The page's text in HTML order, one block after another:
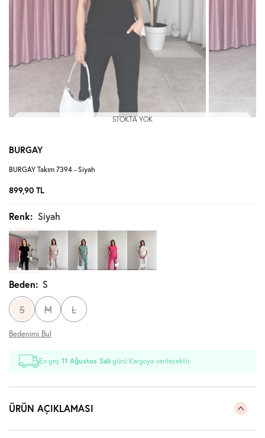
STOKTA YOK
BURGAY
BURGAY Takım 7394 - Siyah
899,90 TL
Renk: Siyah
Beden: S
S M L
Bedenimi Bul
En geç11 Ağustos Salı günü Kargoya verilecektir.
ÜRÜN AÇIKLAMASI